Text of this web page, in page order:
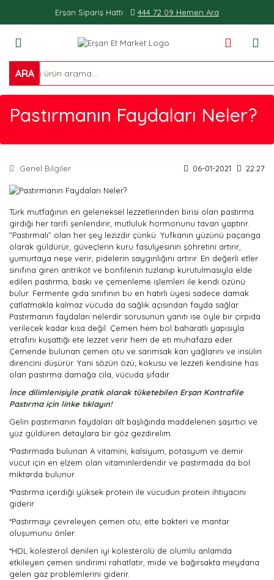
Erşan Sipariş Hattı 444 72 09 Hemen Ara
ARA
Pastırmanın Faydaları Neler?
Genel Bilgiler 06-01-2021 22:27
Türk mutfağının en geleneksel lezzetlerinden birisi olan pastırma
girdiği her tarifi şenlendirir, mutluluk hormonunu tavan yaptırır.
"Pastırmalı” olan her şey lezizdir çünkü. Yufkanın yüzünü paçanga
olarak güldürür, güveçlerin kuru fasulyesinin şöhretini artırır,
yumurtaya neşe verir, pidelerin saygınlığını artırır. En değerli etler
sınıfına giren antrikot ve bonfilenin tuzlanıp kurutulmasıyla elde
edilen pastırma, baskı ve çemenleme işlemleri ile kendi özünü
bulur. Fermente gıda sınıfının bu en hatırlı üyesi sadece damak
çatlatmakla kalmaz vücuda da sağlık açısından fayda sağlar.
Pastırmanın faydaları nelerdir sorusunun yanıtı ise öyle bir çırpıda
verilecek kadar kısa değil. Çemen hem bol baharatlı yapısıyla
etrafını kuşattığı ete lezzet verir hem de eti muhafaza eder.
Çemende bulunan çemen otu ve sarımsak kan yağlarını ve insülin
direncini düşürür. Yani sözün özü; kokusu ve lezzeti kendisine has
olan pastırma damağa cila, vücuda şifadır.
İnce dilimlenişiyle pratik olarak tüketebilen Erşan Kontrafile
Pastırma için linke tıklayın!
Gelin pastırmanın faydaları alt başlığında maddelenen şaşırtıcı ve
yüz güldüren detaylara bir göz gezdirelim.
*Pastırmada bulunan A vitamini, kalsiyum, potasyum ve demir
vücut için en elzem olan vitaminlerdendir ve pastırmada da bol
miktarda bulunur.
*Pastırma içerdiği yüksek protein ile vücudun protein ihtiyacını
giderir.
*Pastırmayı çevreleyen çemen otu, ette bakteri ve mantar
oluşumunu önler.
*HDL kolesterol denilen iyi kolesterolü de olumlu anlamda
etkileyen çemen sindirimi rahatlatır, mide ve bağırsakta meydana
gelen gaz problemlerini giderir.